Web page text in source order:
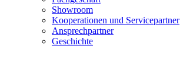
Showroom
Kooperationen und Servicepartner
Ansprechpartner
Geschichte